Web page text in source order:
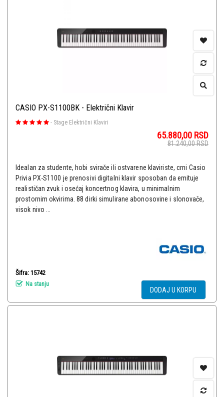
CASIO PX-S1100BK - Električni Klavir
- Stage Električni Klaviri
65.880,00 RSD
81.240,00RSD
Idealan za studente, hobi svirače ili ostvarene klaviriste, crni Casio
Privia PX-S1100 je prenosivi digitalni klavir sposoban da emituje
realističan zvuk i osećaj koncertnog klavira, u minimalnim
prostornim okvirima. 88 dirki simulirane abonosovine i slonovače,
visok nivo ...
Šifra: 15742
Na stanju
DODAJ U KORPU